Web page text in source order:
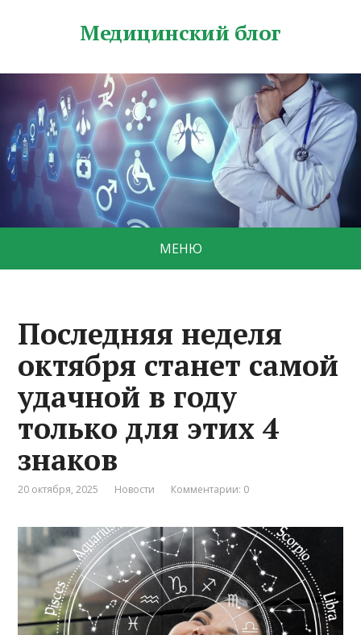
Медицинский блог
МЕНЮ
Последняя неделя
октября станет самой
удачной в году
только для этих 4
знаков
20 октября, 2025 Новости Комментарии: 0